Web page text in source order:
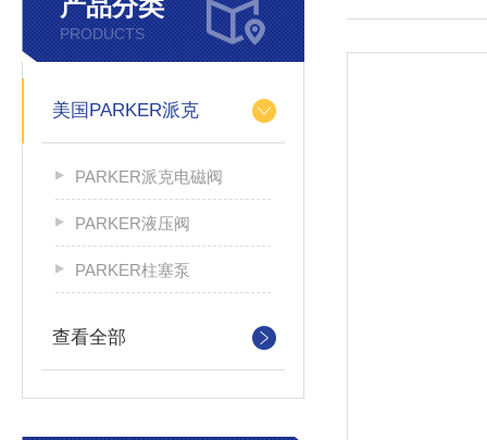
产品分类
PRODUCTS
美国PARKER派克
PARKER派克电磁阀
PARKER液压阀
PARKER柱塞泵
查看全部